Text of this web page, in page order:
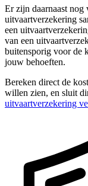
Er zijn daarnaast nog
uitvaartverzekering
een
van een
buitensporig voor de
jouw behoeften.
Bereken direct de
willen zien, en sluit
uitvaartverzekering